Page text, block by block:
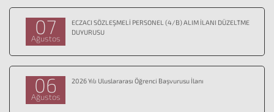
07
Ağustos
ECZACI SÖZLEŞMELİ PERSONEL (4/B) ALIM İLANI DÜZELTME
DUYURUSU
06
Ağustos
2026 Yılı Uluslararası Öğrenci Başvurusu İlanı